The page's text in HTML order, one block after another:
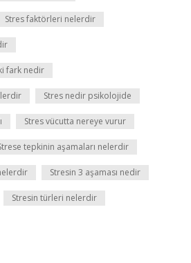
Stres faktörleri nelerdir
fark nedir
Stres nedir psikolojide
Stres vücutta nereye vurur
tepkinin aşamaları nelerdir
Stresin 3 aşaması nedir
Stresin türleri nelerdir